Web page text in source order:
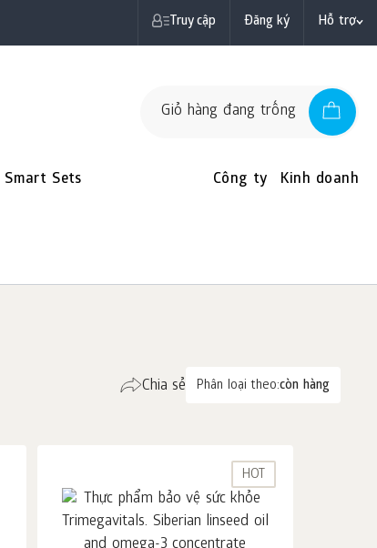
Truy cập Đăng ký Hỗ trợ
Giỏ hàng đang trống
Smart Sets Công ty Kinh doanh
Phân loại theo:còn hàng
Chia sẻ
HOT